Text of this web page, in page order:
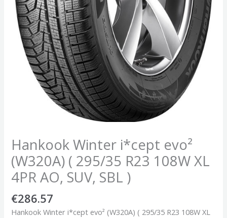
Hankook Winter i*cept evo²
(W320A) ( 295/35 R23 108W XL
4PR AO, SUV, SBL )
€286.57
Hankook Winter i*cept evo² (W320A) ( 295/35 R23 108W XL